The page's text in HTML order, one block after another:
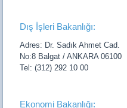
Dış İşleri Bakanlığı:
Adres: Dr. Sadık Ahmet Cad.
No:8 Balgat / ANKARA 06100
Tel: (312) 292 10 00
Ekonomi Bakanlığı: